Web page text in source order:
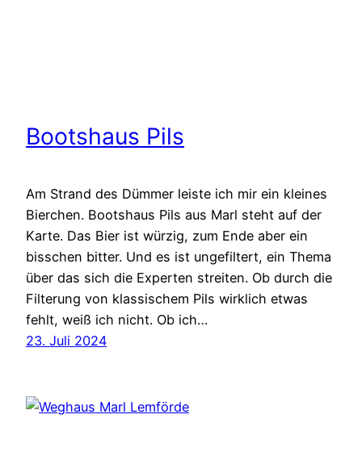
Bootshaus Pils
Am Strand des Dümmer leiste ich mir ein kleines
Bierchen. Bootshaus Pils aus Marl steht auf der
Karte. Das Bier ist würzig, zum Ende aber ein
bisschen bitter. Und es ist ungefiltert, ein Thema
über das sich die Experten streiten. Ob durch die
Filterung von klassischem Pils wirklich etwas
fehlt, weiß ich nicht. Ob ich…
23. Juli 2024